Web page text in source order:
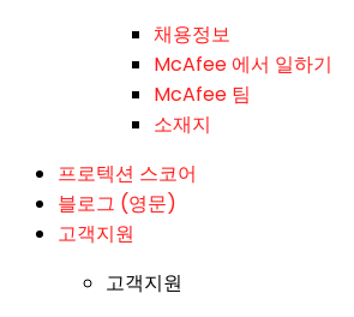
채용정보
McAfee 에서 일하기
McAfee 팀
소재지
프로텍션 스코어
블로그 (영문)
고객지원
고객지원